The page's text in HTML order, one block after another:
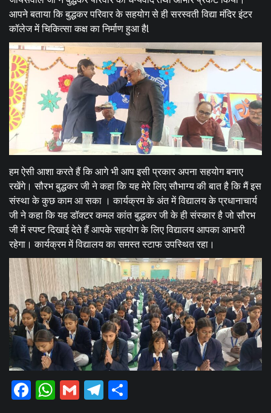
आपने बताया कि बुद्धकर परिवार के सहयोग से ही सरस्वती विद्या मंदिर इंटर
कॉलेज में चिकित्सा कक्ष का निर्माण हुआ हैl
हम ऐसी आशा करते हैं कि आगे भी आप इसी प्रकार अपना सहयोग बनाए
रखेंगे। सौरभ बुद्धकर जी ने कहा कि यह मेरे लिए सौभाग्य की बात है कि मैं इस
संस्था के कुछ काम आ सका । कार्यक्रम के अंत में विद्यालय के प्रधानाचार्य
जी ने कहा कि यह डॉक्टर कमल कांत बुद्धकर जी के ही संस्कार है जो सौरभ
जी में स्पष्ट दिखाई देते हैं आपके सहयोग के लिए विद्यालय आपका आभारी
रहेगा। कार्यक्रम में विद्यालय का समस्त स्टाफ उपस्थित रहा।
Facebook
WhatsApp
GmailTelegram